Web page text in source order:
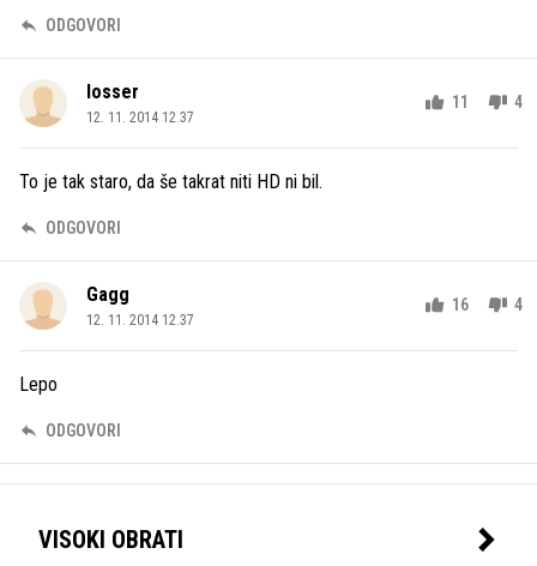
ODGOVORI
losser
12. 11. 2014 12.37
11 4
To je tak staro, da še takrat niti HD ni bil.
ODGOVORI
Gagg
12. 11. 2014 12.37
16 4
Lepo
ODGOVORI
VISOKI OBRATI